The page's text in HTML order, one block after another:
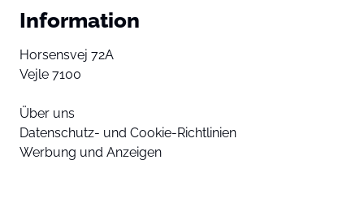
Information
Horsensvej 72A
Vejle 7100
Über uns
Datenschutz- und Cookie-Richtlinien
Werbung und Anzeigen